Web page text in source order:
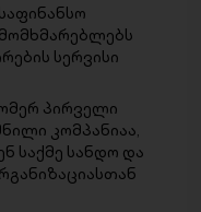
სერვისი
პირველი
კომპანიაა,
საქმე სანდო და